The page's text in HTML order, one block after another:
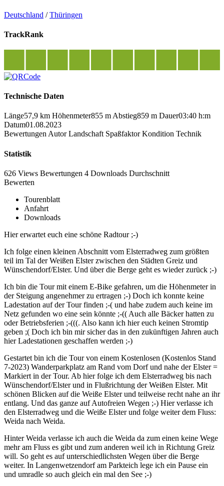
Deutschland /Thüringen
TrackRank
Technische Daten
Länge57,9 km Höhenmeter855 m Abstieg859 m Dauer03:40 h:m
Datum01.08.2023
Bewertungen Autor Landschaft Spaßfaktor Kondition Technik
Statistik
626 Views Bewertungen 4 Downloads Durchschnitt
Bewerten
Tourenblatt
Anfahrt
Downloads
Hier erwartet euch eine schöne Radtour ;-)
Ich folge einen kleinen Abschnitt vom Elsterradweg zum größten
teil im Tal der Weißen Elster zwischen den Städten Greiz und
Wünschendorf/Elster. Und über die Berge geht es wieder zurück ;-)
Ich bin die Tour mit einem E-Bike gefahren, um die Höhenmeter in
der Steigung angenehmer zu ertragen ;-) Doch ich konnte keine
Ladestation auf der Tour finden ;-( und habe zudem auch keine im
Netz gefunden wo eine sein könnte ;-(( Auch alle Bäcker hatten zu
oder Betriebsferien ;-(((. Also kann ich hier euch keinen Stromtip
geben ;( Doch ich bin mir sicher das in den zukünftigen Jahren auch
hier Ladestationen geschaffen werden ;-)
Gestartet bin ich die Tour von einem Kostenlosen (Kostenlos Stand
7-2023) Wanderparkplatz am Rand vom Dorf und nahe der Elster =
Markiert in der Tour. Ab hier folge ich dem Elsterradweg bis nach
Wünschendorf/Elster und in Flußrichtung der Weißen Elster. Mit
schönen Blicken auf die Weiße Elster und teilweise recht nahe an ihr
entlang. Und das ganze auf Autofreien Wegen ;-) Hier verlasse ich
den Elsterradweg und die Weiße Elster und folge weiter dem Fluss:
Weida nach Weida.
Hinter Weida verlasse ich auch die Weida da zum einen keine Wege
mehr am Fluss es gibt und zum anderen weil ich in Richtung Greiz
will. So geht es auf unterschiedlichsten Wegen über die Berge
weiter. In Langenwetzendorf am Parkteich lege ich ein Pause ein
und umradle so auch gleich ein mal den See ;-)